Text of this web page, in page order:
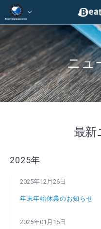
ニュ
最新
2025年
2025年12月26日
年末年始休業のお知らせ
2025年01月16日